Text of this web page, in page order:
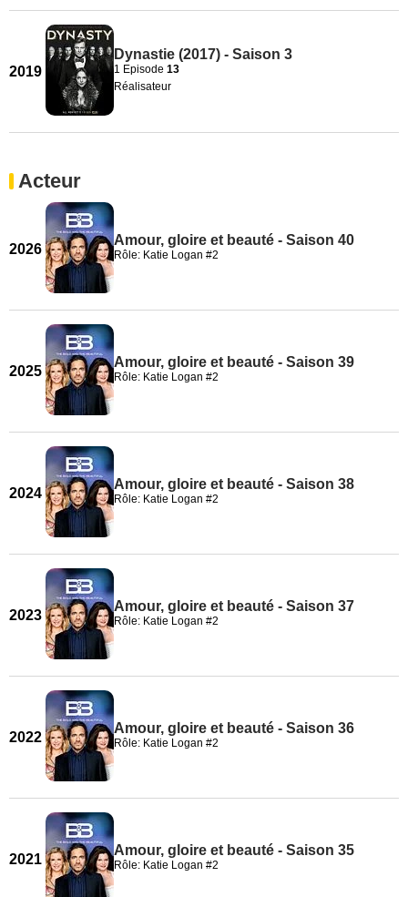
2019
Dynastie (2017) - Saison 3
1 Episode 13
Réalisateur
Acteur
2026
Amour, gloire et beauté - Saison 40
Rôle: Katie Logan #2
2025
Amour, gloire et beauté - Saison 39
Rôle: Katie Logan #2
2024
Amour, gloire et beauté - Saison 38
Rôle: Katie Logan #2
2023
Amour, gloire et beauté - Saison 37
Rôle: Katie Logan #2
2022
Amour, gloire et beauté - Saison 36
Rôle: Katie Logan #2
2021
Amour, gloire et beauté - Saison 35
Rôle: Katie Logan #2